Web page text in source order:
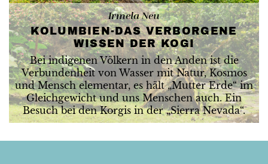
Irmela Neu
KOLUMBIEN-DAS VERBORGENE
WISSEN DER KOGI
Bei indigenen Völkern in den Anden ist die
Verbundenheit von Wasser mit Natur, Kosmos
und Mensch elementar, es hält „Mutter Erde“ im
Gleichgewicht und uns Menschen auch. Ein
Besuch bei den Korgis in der „Sierra Nevada“.